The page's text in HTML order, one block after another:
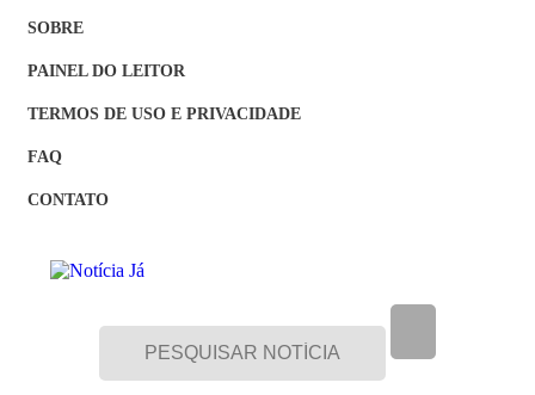
SOBRE
PAINEL DO LEITOR
TERMOS DE USO E PRIVACIDADE
FAQ
CONTATO